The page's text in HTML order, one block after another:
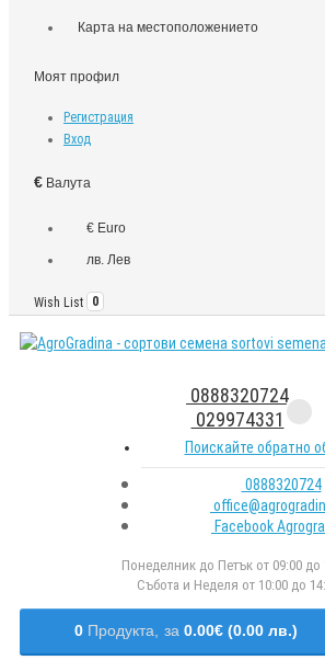
Карта на местоположението
Моят профил
Регистрация
Вход
€ Валута
€ Euro
лв. Лев
Wish List 0
0888320724
029974331
Поискайте обратно
0888320724
Facebook
Понеделник до Петък от 09:00 до
Събота и Неделя от 10:00 до
0 Продукта, за 0.00€ (0.00 лв.)